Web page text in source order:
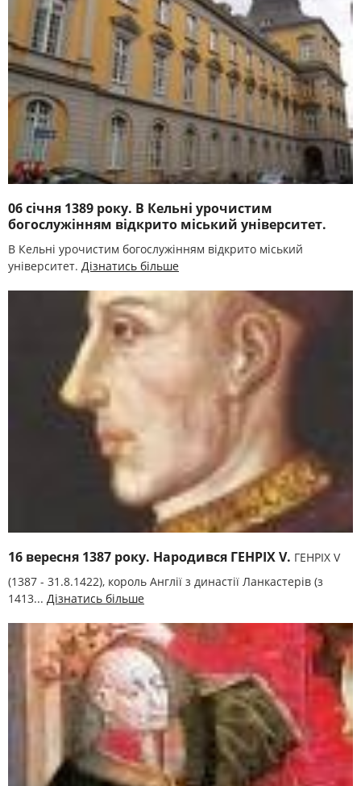
06 січня 1389 року. В Кельні урочистим
богослужінням відкрито міський університет.
В Кельні урочистим богослужінням відкрито міський
університет. Дізнатись більше
16 вересня 1387 року. Народився ГЕНРІХ V. ГЕНРІХ V
(1387 - 31.8.1422), король Англії з династії Ланкастерів (з
1413... Дізнатись більше